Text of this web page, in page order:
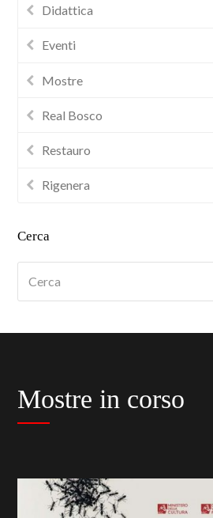
Didattica
Eventi
Mostre
Real Bosco
Restauro
Rigenera
Cerca
Mostre in corso